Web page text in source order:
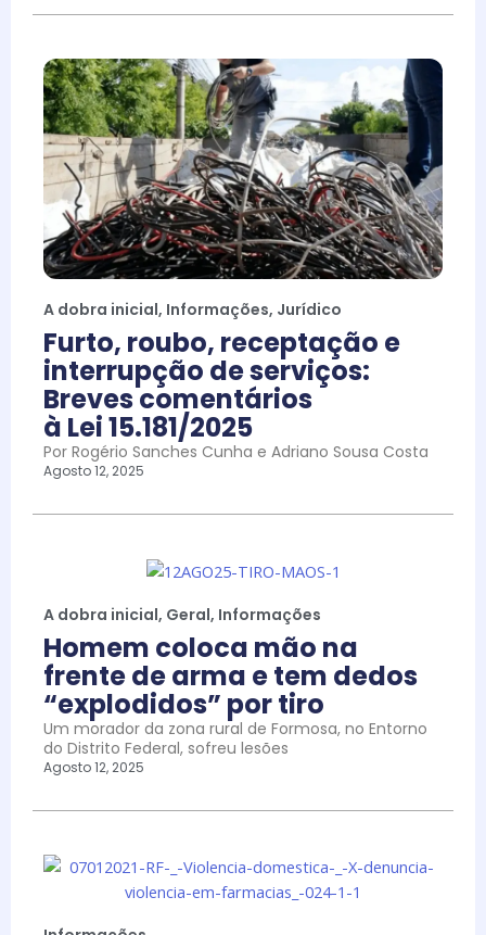
A dobra inicial, Informações, Jurídico
Furto, roubo, receptação e
interrupção de serviços:
Breves comentários
à Lei 15.181/2025
Por Rogério Sanches Cunha e Adriano Sousa Costa
Agosto 12, 2025
A dobra inicial, Geral, Informações
Homem coloca mão na
frente de arma e tem dedos
“explodidos” por tiro
Um morador da zona rural de Formosa, no Entorno
do Distrito Federal, sofreu lesões
Agosto 12, 2025